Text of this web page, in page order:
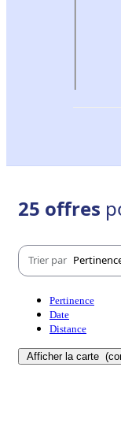
25 offres
Trier par
Pertinence
Date
Distance
Afficher la carte